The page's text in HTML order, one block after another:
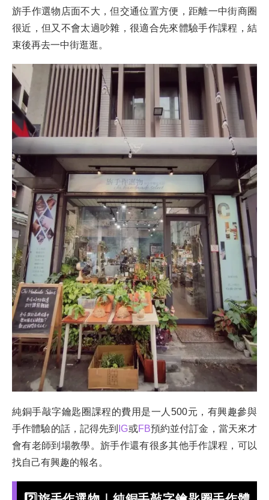
旂手作選物店面不大，但交通位置方便，距離一中街商圈
很近，但又不會太過吵雜，很適合先來體驗手作課程，結
束後再去一中街逛逛。
純銅手敲字鑰匙圈課程的費用是一人500元，有興趣參與
手作體驗的話，記得先到 IG或FB預約並付訂金，當天來才
會有老師到場教學。旂手作還有很多其他手作課程，可以
找自己有興趣的報名。